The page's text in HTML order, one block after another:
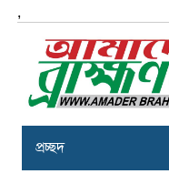
,
প্রচ্ছদ